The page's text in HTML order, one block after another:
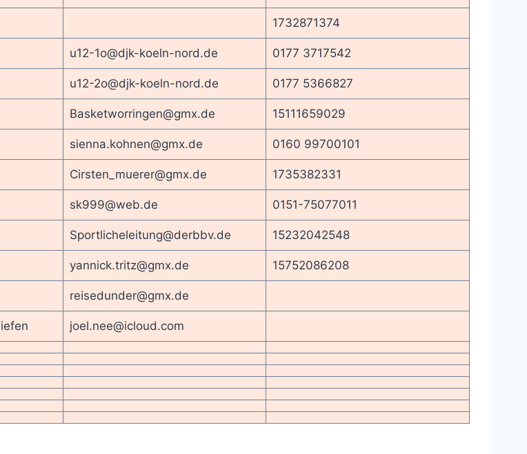
1732871374
u12-1o@djk-koeln-nord.de 0177 3717542
u12-2o@djk-koeln-nord.de 0177 5366827
Basketworringen@gmx.de 15111659029
sienna.kohnen@gmx.de 0160 99700101
Cirsten_muerer@gmx.de 1735382331
sk999@web.de 0151-75077011
Sportlicheleitung@derbbv.de 15232042548
yannick.tritz@gmx.de 15752086208
reisedunder@gmx.de
joel.nee@icloud.com